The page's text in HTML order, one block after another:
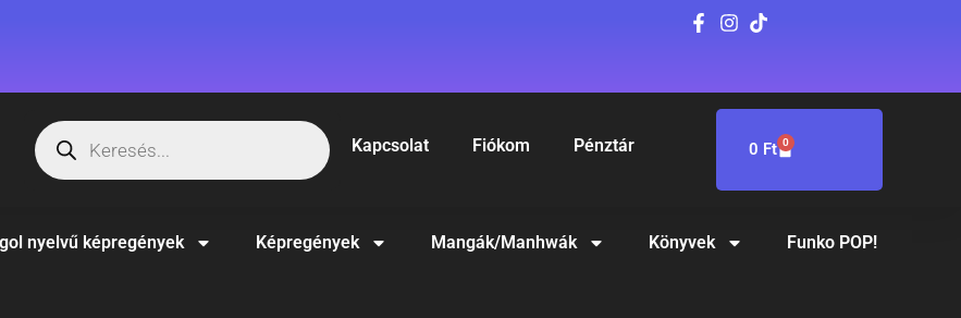
Kapcsolat Fiókom Pénztár 0 Ft 0
nyelvű képregények Képregények Mangák/Manhwák Könyvek Funko POP!